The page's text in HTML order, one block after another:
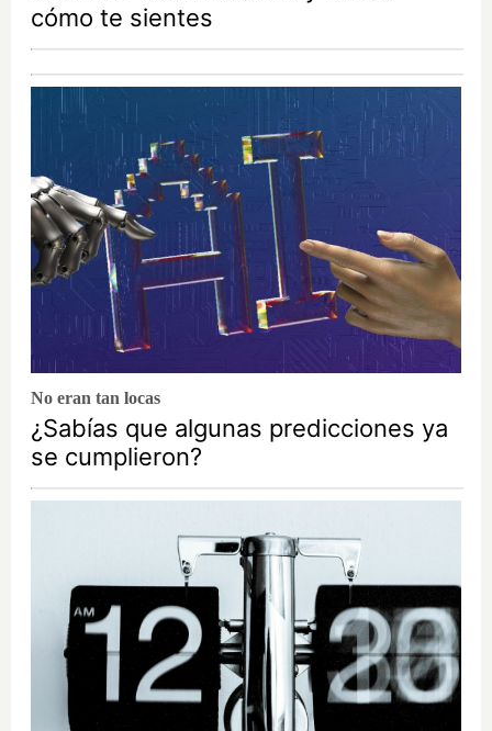
cómo te sientes
No eran tan locas
¿Sabías que algunas predicciones ya
se cumplieron?